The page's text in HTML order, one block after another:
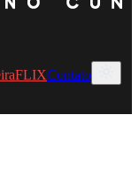
Contato